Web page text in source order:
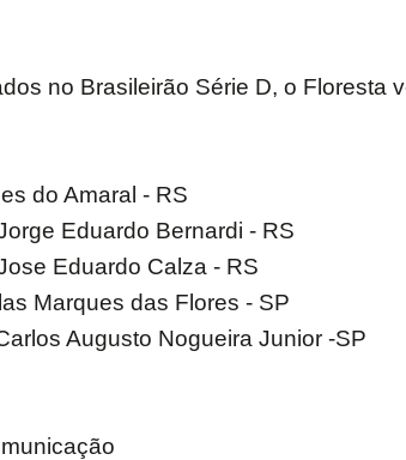
no Brasileirão Série D, o
do Amaral - RS
Eduardo Bernardi - RS
Eduardo Calza - RS
Marques das Flores - SP
Augusto Nogueira Junior -SP